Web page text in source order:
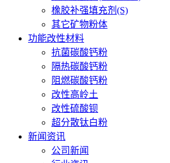
橡胶补强填充剂(S)
其它矿物粉体
功能改性材料
抗菌碳酸钙粉
隔热碳酸钙粉
阻燃碳酸钙粉
改性高岭土
改性硫酸钡
超分散钛白粉
新闻资讯
公司新闻